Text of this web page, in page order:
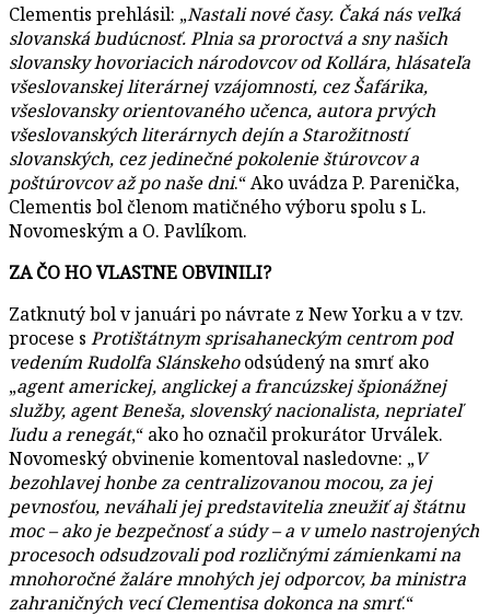
Clementis prehlásil: „Nastali nové časy. Čaká nás veľká
slovanská budúcnosť. Plnia sa proroctvá a sny našich
slovansky hovoriacich národovcov od Kollára, hlásateľa
všeslovanskej literárnej vzájomnosti, cez Šafárika,
všeslovansky orientovaného učenca, autora prvých
všeslovanských literárnych dejín a Starožitností
slovanských, cez jedinečné pokolenie štúrovcov a
poštúrovcov až po naše dni.“ Ako uvádza P. Parenička,
Clementis bol členom matičného výboru spolu s L.
Novomeským a O. Pavlíkom.
ZA ČO HO VLASTNE OBVINILI?
Zatknutý bol v januári po návrate z New Yorku a v tzv.
procese s Protištátnym sprisahaneckým centrom pod
vedením Rudolfa Slánskehoodsúdený na smrť ako
„agent americkej, anglickej a francúzskej špionážnej
služby, agent Beneša, slovenský nacionalista, nepriateľ
ľudu a renegát,“ ako ho označil prokurátor Urválek.
Novomeský obvinenie komentoval nasledovne: „V
bezohlavej honbe za centralizovanou mocou, za jej
pevnosťou, neváhali jej predstavitelia zneužiť aj štátnu
moc – ako je bezpečnosť a súdy – a v umelo nastrojených
procesoch odsudzovali pod rozličnými zámienkami na
mnohoročné žaláre mnohých jej odporcov, ba ministra
zahraničných vecí Clementisa dokonca na smrť.“